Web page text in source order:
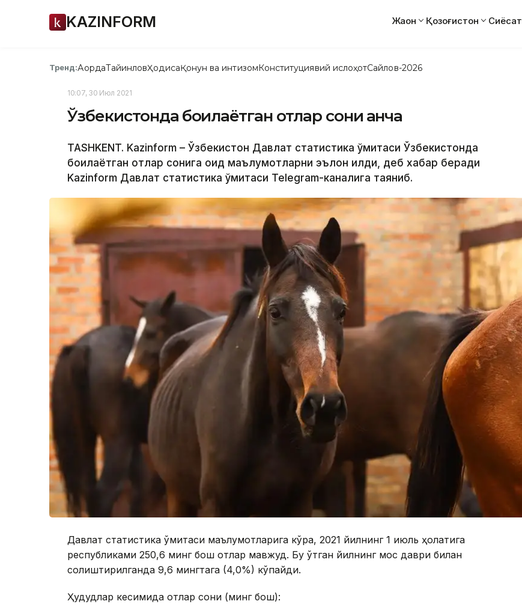
KAZINFORM Жаҳон Қозоғистон Сиёсат
Тренд:АқордаТайинловҲодисаҚонун ва интизомКонституциявий ислоҳотСайлов-2026
10:07, 30 Июл 2021
Ўзбекистонда боқилаётган отлар сони қанча
TASHKENT. Kazinform – Ўзбекистон Давлат статистика қўмитаси Ўзбекистонда
боқилаётган отлар сонига оид маълумотларни эълон қилди, деб хабар беради
Kazinform Давлат статистика қўмитаси Telegram-каналига таяниб.
Давлат статистика қўмитаси маълумотларига кўра, 2021 йилнинг 1 июль ҳолатига
республиками 250,6 минг бош отлар мавжуд. Бу ўтган йилнинг мос даври билан
солиштирилганда 9,6 мингтага (4,0%) кўпайди.
Ҳудудлар кесимида отлар сони (минг бош):